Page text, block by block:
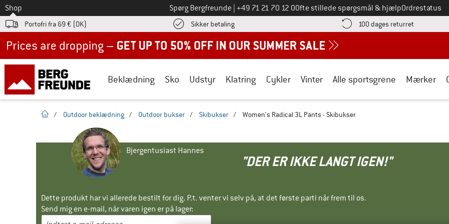
Til
Shop Spørg Bergfreunde Ring til os på
+49 71 21 70 12 0Ofte stillede spørgsmål & hjælpOrdrestatus
Portofri fra 69 € (DK) Sikker betalingFind betalingsoplysningerne her! Åbnes i en infoboks
100 dages returret Gå til
Beklædning Sko Udstyr Klatring Cykler Vinter Alle sportsgrene Mærker
Hjemmeside
/ Outdoor beklædning / Outdoor bukser / Skibukser / Women's Radical 3L Pants - Skibukser
Bjergentusiast Hannes
"DER ER IKKE LANGT IGEN!"
Dette produkt har vi allerede bestilt for dig. P.t. venter vi selv på, at det første parti når frem til os.
Send mig en e-mail, når varen igen er på lager: